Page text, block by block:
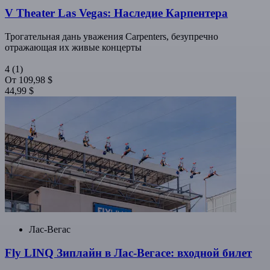
V Theater Las Vegas: Наследие Карпентера
Трогательная дань уважения Carpenters, безупречно
отражающая их живые концерты
4 (1)
От 109,98 $
44,99 $
Лас-Вегас
Fly LINQ Зиплайн в Лас-Вегасе: входной билет